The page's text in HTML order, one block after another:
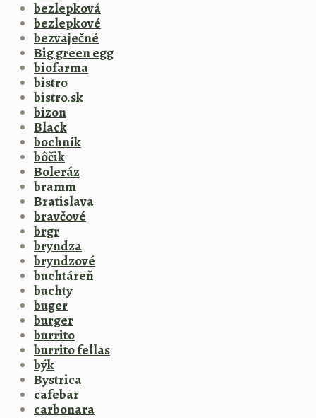
bezlepková
bezlepkové
bezvaječné
Big green egg
biofarma
bistro
bistro.sk
bizon
Black
bochník
bôčik
Boleráz
bramm
Bratislava
bravčové
brgr
bryndza
bryndzové
buchtáreň
buchty
buger
burger
burrito
burrito fellas
býk
Bystrica
cafebar
carbonara